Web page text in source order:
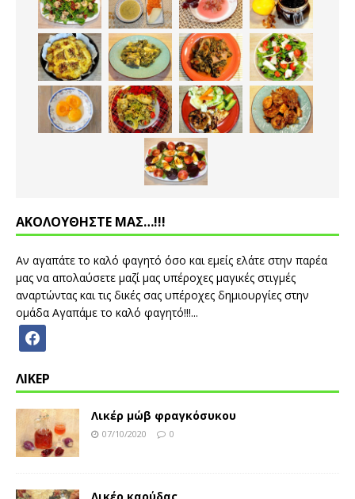
ΑΚΟΛΟΥΘΗΣΤΕ ΜΑΣ…!!!
Αν αγαπάτε το καλό φαγητό όσο και εμείς ελάτε στην παρέα
μας να απολαύσετε μαζί μας υπέροχες μαγικές στιγμές
αναρτώντας και τις δικές σας υπέροχες δημιουργίες στην
ομάδα Αγαπάμε το καλό φαγητό!!!...
ΛΙΚΕΡ
Λικέρ μώβ φραγκόσυκου
07/10/2020 0
Λικέρ καρύδας